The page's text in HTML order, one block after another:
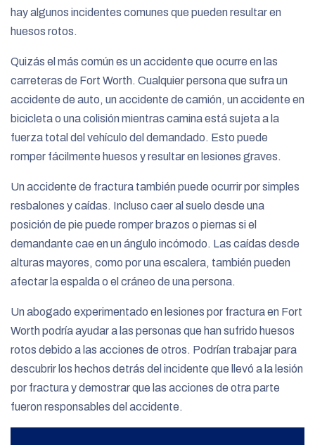
hay algunos incidentes comunes que pueden resultar en
huesos rotos.
Quizás el más común es un accidente que ocurre en las
carreteras de Fort Worth. Cualquier persona que sufra un
accidente de auto, un accidente de camión, un accidente en
bicicleta o una colisión mientras camina está sujeta a la
fuerza total del vehículo del demandado. Esto puede
romper fácilmente huesos y resultar en lesiones graves.
Un accidente de fractura también puede ocurrir por simples
resbalones y caídas. Incluso caer al suelo desde una
posición de pie puede romper brazos o piernas si el
demandante cae en un ángulo incómodo. Las caídas desde
alturas mayores, como por una escalera, también pueden
afectar la espalda o el cráneo de una persona.
Un abogado experimentado en lesiones por fractura en Fort
Worth podría ayudar a las personas que han sufrido huesos
rotos debido a las acciones de otros. Podrían trabajar para
descubrir los hechos detrás del incidente que llevó a la lesión
por fractura y demostrar que las acciones de otra parte
fueron responsables del accidente.